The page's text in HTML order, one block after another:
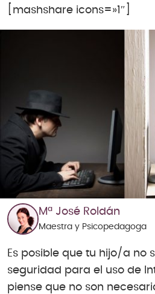
[mashshare icons=»1″]
Mª José Roldán
Maestra y Psicopedagoga
Es posible que tu hijo/a no
seguridad para el uso de
piense que no son